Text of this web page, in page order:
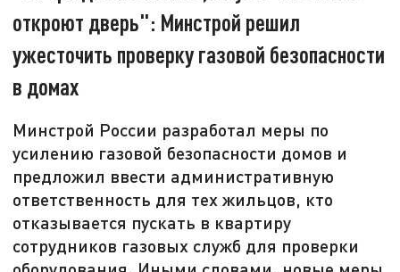
откроют дверь": Минстрой решил
ужесточить проверку газовой безопасности
в домах
Минстрой России разработал меры по
усилению газовой безопасности домов и
предложил ввести административную
ответственность для тех жильцов, кто
отказывается пускать в квартиру
сотрудников газовых служб для проверки